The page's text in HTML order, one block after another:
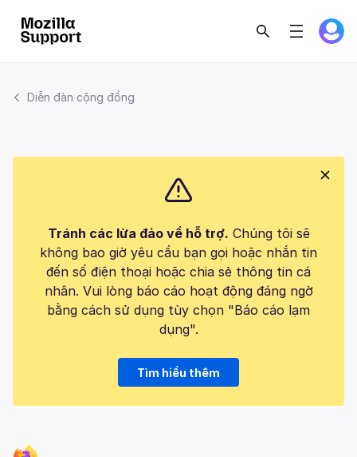
Diễn đàn cộng đồng
Tránh các lừa đảo về hỗ trợ. Chúng tôi sẽ
không bao giờ yêu cầu bạn gọi hoặc nhắn tin
đến số điện thoại hoặc chia sẻ thông tin cá
nhân. Vui lòng báo cáo hoạt động đáng ngờ
bằng cách sử dụng tùy chọn "Báo cáo lạm
dụng".
Tìm hiểu thêm